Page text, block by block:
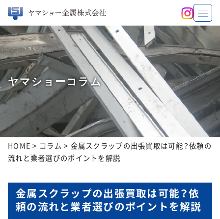
ヤマショーコラム
HOME > コラム > 金属スクラップの出張買取は可能？依頼の
流れと業者選びのポイントを解説
金属スクラップの出張買取は可能？依
頼の流れと業者選びのポイントを解説